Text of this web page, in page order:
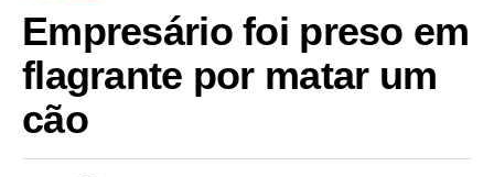
Empresário foi preso em
flagrante por matar um
cão